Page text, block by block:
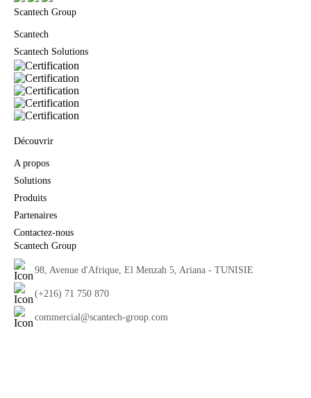
Scantech Group
Scantech
Scantech Solutions
Découvrir
A propos
Solutions
Produits
Partenaires
Contactez-nous
Scantech Group
98, Avenue d'Afrique, El Menzah 5, Ariana - TUNISIE
(+216) 71 750 870
commercial@scantech-group.com